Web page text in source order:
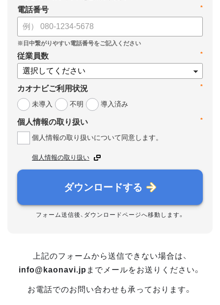
*
電話番号
*
従業員数
*
カオナビご利用状況
未導入
不明 導入済み
*
個人情報の取り扱い
個人情報の取り扱いについて同意します。
個人情報の取り扱い
ダウンロードする
フォーム送信後、ダウンロードページへ移動します。
上記のフォームから送信できない場合は、
info@kaonavi.jp までメールをお送りください。
お電話でのお問い合わせも承っております。